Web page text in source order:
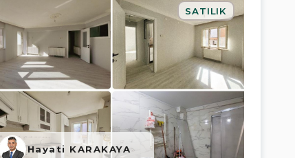
SATILIK
Hayati KARAKAYA